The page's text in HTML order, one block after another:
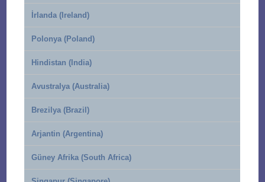
İrlanda (Ireland)
Polonya (Poland)
Hindistan (India)
Avustralya (Australia)
Brezilya (Brazil)
Arjantin (Argentina)
Güney Afrika (South Africa)